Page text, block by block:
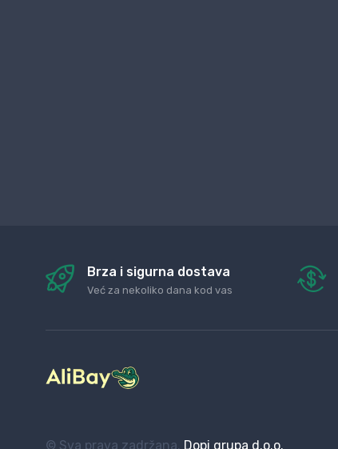
Brza i sigurna dostava
Već za nekoliko dana kod vas
© Sva prava zadržana. Dopi grupa d.o.o.